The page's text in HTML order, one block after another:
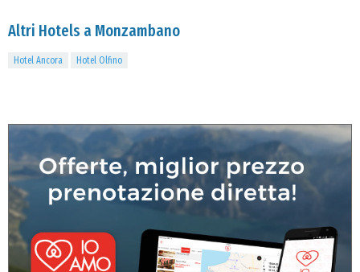
Altri Hotels a Monzambano
Hotel Ancora Hotel Olfino